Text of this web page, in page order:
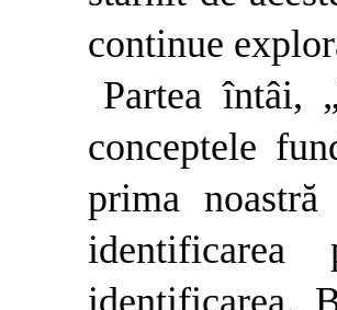
continue
Partea întâi,
conceptele
prima
identificarea